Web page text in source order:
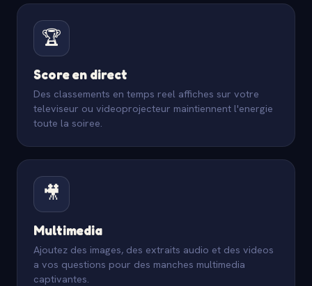
🏆
Score en direct
Des classements en temps reel affiches sur votre
televiseur ou videoprojecteur maintiennent l'energie
toute la soiree.
🎥
Multimedia
Ajoutez des images, des extraits audio et des videos
a vos questions pour des manches multimedia
captivantes.